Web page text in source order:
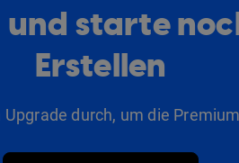
und starte
Erstellen
durch, um die